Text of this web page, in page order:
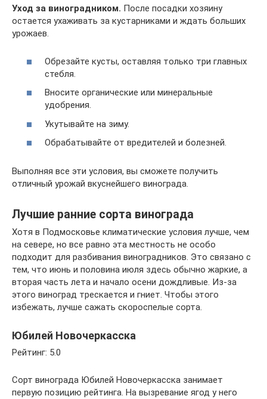
Уход за виноградником. После посадки хозяину
остается ухаживать за кустарниками и ждать больших
урожаев.
Обрезайте кусты, оставляя только три главных
стебля.
Вносите органические или минеральные
удобрения.
Укутывайте на зиму.
Обрабатывайте от вредителей и болезней.
Выполняя все эти условия, вы сможете получить
отличный урожай вкуснейшего винограда.
Лучшие ранние сорта винограда
Хотя в Подмосковье климатические условия лучше, чем
на севере, но все равно эта местность не особо
подходит для разбивания виноградников. Это связано с
тем, что июнь и половина июля здесь обычно жаркие, а
вторая часть лета и начало осени дождливые. Из-за
этого виноград трескается и гниет. Чтобы этого
избежать, лучше сажать скороспелые сорта.
Юбилей Новочеркасска
Рейтинг: 5.0
Сорт винограда Юбилей Новочеркасска занимает
первую позицию рейтинга. На вызревание ягод у него